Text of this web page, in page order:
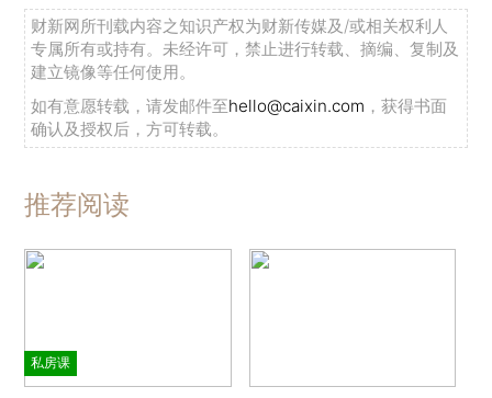
财新网所刊载内容之知识产权为财新传媒及/或相关权利人
专属所有或持有。未经许可，禁止进行转载、摘编、复制及
建立镜像等任何使用。
如有意愿转载，请发邮件至hello@caixin.com ，获得书面
确认及授权后，方可转载。
推荐阅读
私房课